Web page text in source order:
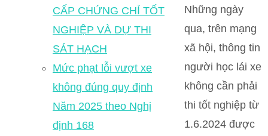
Những ngày
qua, trên mạng
xã hội, thông tin
người học lái xe
không cần phải
thi tốt nghiệp từ
1.6.2024 được
CẤP CHỨNG CHỈ TỐT
NGHIỆP VÀ DỰ THI
SÁT HẠCH
Mức phạt lỗi vượt xe
không đúng quy định
Năm 2025 theo Nghị
định 168